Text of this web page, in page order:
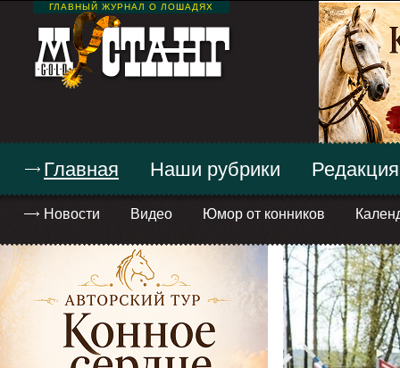
ГЛАВНЫЙ ЖУРНАЛ О ЛОШАДЯХ
Главная
Новости Видео Юмор от конников
Наши рубрики Редакция